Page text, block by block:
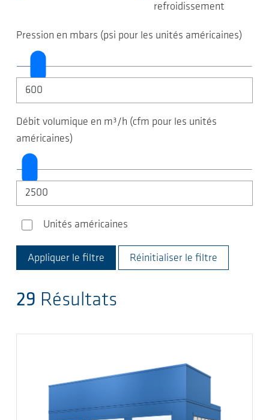
refroidissement
Pression en mbars (psi pour les unités américaines)
Débit volumique en m³/h (cfm pour les unités
américaines)
Unités américaines
Unités américaines
Réinitialiser le filtre
29 Résultats